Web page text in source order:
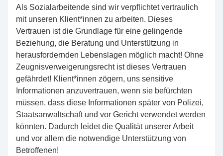
Als Sozialarbeitende sind wir verpflichtet vertraulich
mit unseren Klient*innen zu arbeiten. Dieses
Vertrauen ist die Grundlage für eine gelingende
Beziehung, die Beratung und Unterstützung in
herausfordernden Lebenslagen möglich macht! Ohne
Zeugnisverweigerungsrecht ist dieses Vertrauen
gefährdet! Klient*innen zögern, uns sensitive
Informationen anzuvertrauen, wenn sie befürchten
müssen, dass diese Informationen später von Polizei,
Staatsanwaltschaft und vor Gericht verwendet werden
könnten. Dadurch leidet die Qualität unserer Arbeit
und vor allem die notwendige Unterstützung von
Betroffenen!